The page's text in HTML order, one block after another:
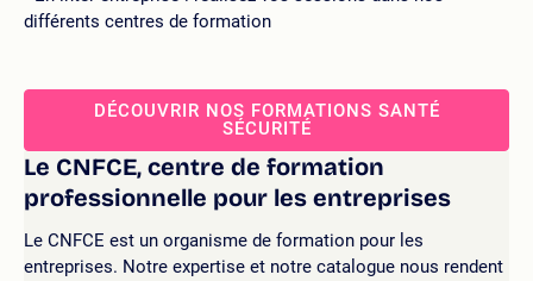
différents centres de formation
DÉCOUVRIR NOS FORMATIONS SANTÉ
SÉCURITÉ
Le CNFCE, centre de formation
professionnelle pour les entreprises
Le CNFCE est un organisme de formation pour les
entreprises. Notre expertise et notre catalogue nous rendent